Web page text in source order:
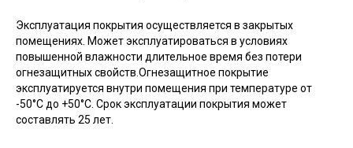
Эксплуатация покрытия осуществляется в закрытых
помещениях. Может эксплуатироваться в условиях
повышенной влажности длительное время без потери
огнезащитных свойств.Огнезащитное покрытие
эксплуатируется внутри помещения при температуре от
-50°С до +50°С. Срок эксплуатации покрытия может
составлять 25 лет.